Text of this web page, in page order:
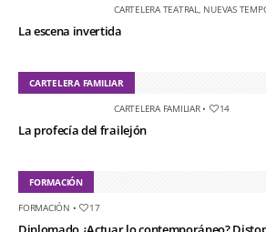
CARTELERA TEATRAL, NUEVAS
La escena invertida
CARTELERA FAMILIAR
CARTELERA FAMILIAR• 14
La profecía del frailejón
FORMACIÓN
FORMACIÓN • 17